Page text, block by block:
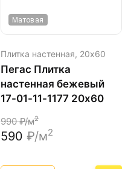
Матовая
Плитка настенная, 20х60
Пегас Плитка
настенная бежевый
17-01-11-1177 20х60
990₽/м2
590 ₽/м2